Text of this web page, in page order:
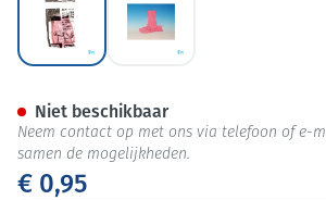
€ 0,95
Niet beschikbaar
Neem contact op met ons via telefoon of e-
samen de mogelijkheden.